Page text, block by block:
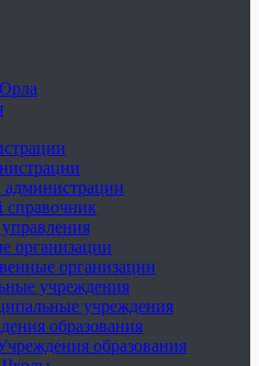
организации
организации
учреждения
учреждения
образования
образования